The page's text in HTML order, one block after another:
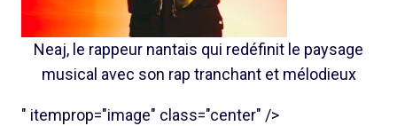
Neaj, le rappeur nantais qui redéfinit le paysage
musical avec son rap tranchant et mélodieux
" itemprop="image" class="center" />